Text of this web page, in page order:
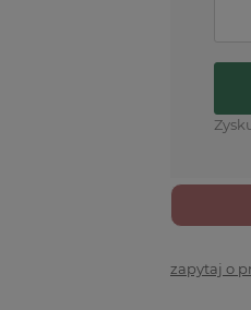
zapytaj o